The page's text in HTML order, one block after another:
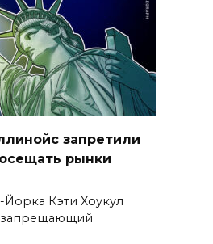
запретили
рынки
Кэти Хоукул
запрещающий